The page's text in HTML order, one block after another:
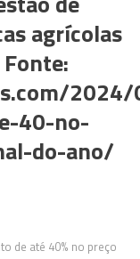
agrícolas
40-no-
do-ano/
de até 40% no preço